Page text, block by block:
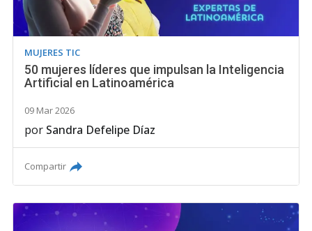
MUJERES TIC
50 mujeres líderes que impulsan la Inteligencia
Artificial en Latinoamérica
09 Mar 2026
por Sandra Defelipe Díaz
Compartir